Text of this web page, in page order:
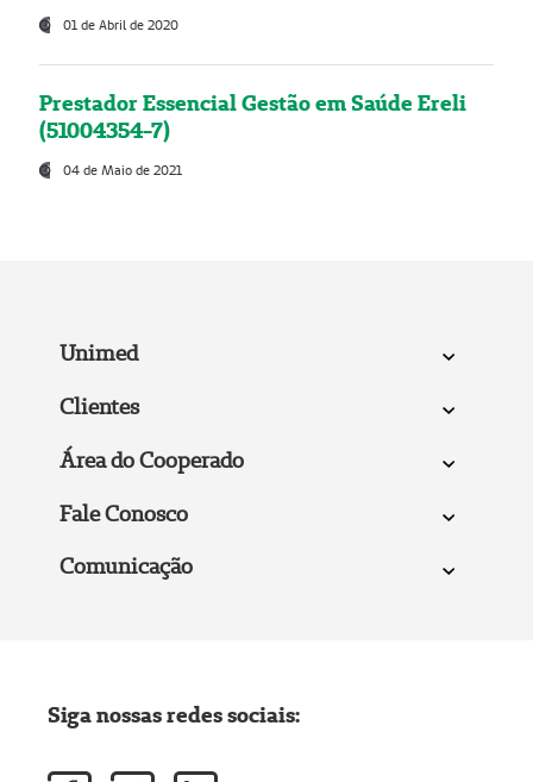
01 de Abril de 2020
Prestador Essencial Gestão em Saúde Ereli
(51004354-7)
04 de Maio de 2021
Unimed
Clientes
Área do Cooperado
Fale Conosco
Comunicação
Siga nossas redes sociais: